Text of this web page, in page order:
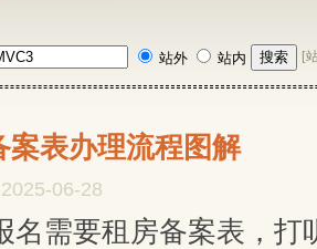
站外 站内 [
案表办理流程图解
06-28
名需要租房备案表，打